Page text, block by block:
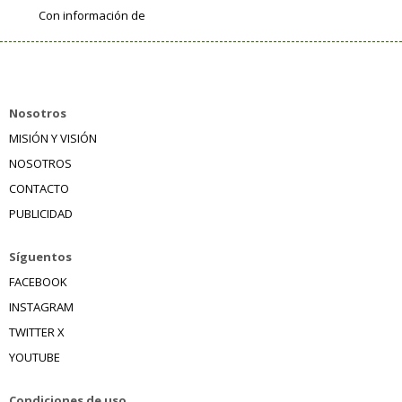
Con información de
Nosotros
MISIÓN Y VISIÓN
NOSOTROS
CONTACTO
PUBLICIDAD
Síguentos
FACEBOOK
INSTAGRAM
TWITTER X
YOUTUBE